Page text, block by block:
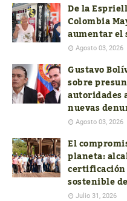
De la
Colombia
aumentar el
Agosto 03, 2026
Gustavo
sobre
autoridades
nuevas
Agosto 03, 2026
El
planeta:
certificación
sostenible
Julio 31, 2026